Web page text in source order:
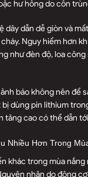
hư hỏng do côn
dây dẫn dễ giòn và
Nguy hiểm hơn
như đèn độ, loa
báo không nên để
dùng pin lithium
tăng cao có thể dẫn
Nhiều Hơn Trong
khác trong mùa
nhân do động